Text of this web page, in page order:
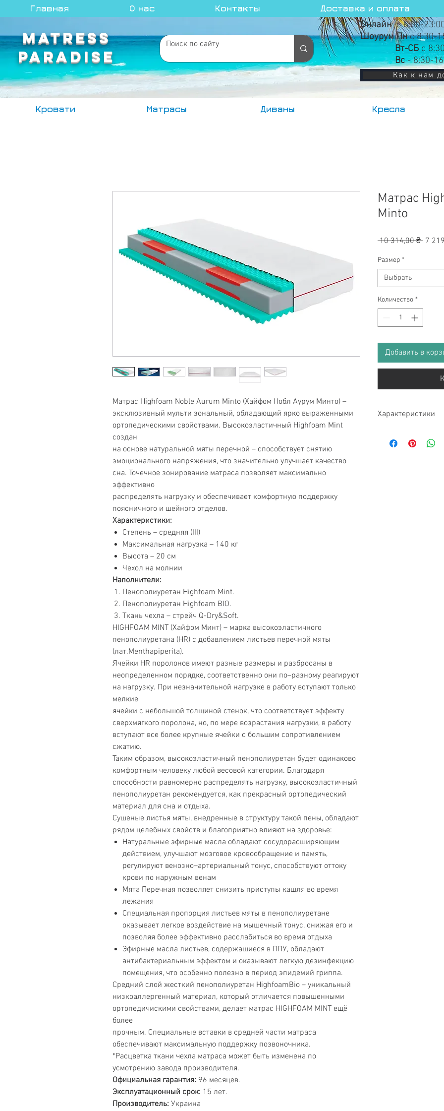
Главная О нас Контакты Доставка и оплата
MATRESS
PARADISE
Онлайнс 8:00-
Шоурум Пнс 8:30-
Вт-СБс
Вс- 8:30-
Как к нам
Кровати Матрасы Диваны Кресла
Матрас Highfoam Noble Aurum Minto (Хайфом Нобл Аурум Минто) –
эксклюзивный мульти зональный, обладающий ярко выраженными
ортопедическими свойствами. Высокоэластичный Highfoam Mint
создан
на основе натуральной мяты перечной – способствует снятию
эмоционального напряжения, что значительно улучшает качество
сна. Точечное зонирование матраса позволяет максимально
эффективно
распределять нагрузку и обеспечивает комфортную поддержку
поясничного и шейного отделов.
Характеристики:
Степень – средняя (III)
Максимальная нагрузка – 140 кг
Высота – 20 см
Чехол на молнии
Наполнители:
Пенополиуретан Highfoam Mint.
Пенополиуретан Highfoam BIO.
Ткань чехла – стрейч Q-Dry&Soft.
HIGHFOAM MINT (Хайфом Минт) – марка высокоэластичного
пенополиуретана (HR) с добавлением листьев перечной мяты
(лат.Menthapiperita).
Ячейки HR поролонов имеют разные размеры и разбросаны в
неопределенном порядке, соответственно они по–разному реагируют
на нагрузку. При незначительной нагрузке в работу вступают только
мелкие
ячейки с небольшой толщиной стенок, что соответствует эффекту
сверхмягкого поролона, но, по мере возрастания нагрузки, в работу
вступают все более крупные ячейки с большим сопротивлением
сжатию.
Таким образом, высокоэластичный пенополиуретан будет одинаково
комфортным человеку любой весовой категории. Благодаря
способности равномерно распределять нагрузку, высокоэластичный
пенополиуретан рекомендуется, как прекрасный ортопедический
материал для сна и отдыха.
Сушеные листья мяты, внедренные в структуру такой пены, обладают
рядом целебных свойств и благоприятно влияют на здоровье:
Натуральные эфирные масла обладают сосудорасширяющим
действием, улучшают мозговое кровообращение и память,
регулируют венозно–артериальный тонус, способствуют оттоку
крови по наружным венам
Мята Перечная позволяет снизить приступы кашля во время
лежания
Специальная пропорция листьев мяты в пенополиуретане
оказывает легкое воздействие на мышечный тонус, снижая его и
позволяя более эффективно расслабиться во время отдыха
Эфирные масла листьев, содержащиеся в ППУ, обладают
антибактериальным эффектом и оказывают легкую дезинфекцию
помещения, что особенно полезно в период эпидемий гриппа.
Средний слой жесткий пенополиуретан HighfoamBio – уникальный
низкоаллергенный материал, который отличается повышенными
ортопедичискими свойствами, делает матрас HIGHFOAM MINT ещё
более
прочным. Специальные вставки в средней части матраса
обеспечивают максимальную поддержку позвоночника.
*Расцветка ткани чехла матраса может быть изменена по
усмотрению завода производителя.
Официальная гарантия: 96 месяцев.
Эксплуатационный срок: 15 лет.
Производитель: Украина
Матрас
Minto
10 314,00 ₴ 7
Размер *
Выбрать
Количество *
Добавить в
Характеристики
Особенности-